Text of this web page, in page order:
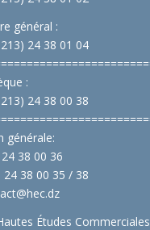
général :
24 38 01 04
:
24 38 00 38
générale:
38 00 36
24 38 00 35 / 38
Études